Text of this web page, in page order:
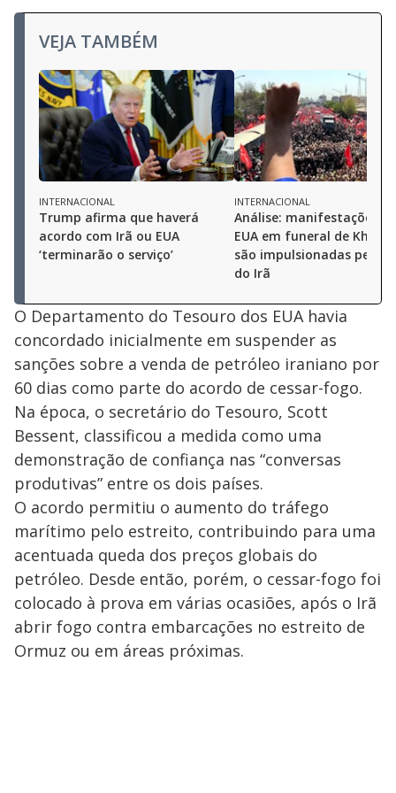
VEJA TAMBÉM
INTERNACIONAL
Trump afirma que haverá
acordo com Irã ou EUA
‘terminarão o serviço’
INTERNACIONAL
Análise: manifestações
EUA em funeral de
são impulsionadas pelo
do Irã
O Departamento do Tesouro dos EUA havia
concordado inicialmente em suspender as
sanções sobre a venda de petróleo iraniano por
60 dias como parte do acordo de cessar-fogo.
Na época, o secretário do Tesouro, Scott
Bessent, classificou a medida como uma
demonstração de confiança nas “conversas
produtivas” entre os dois países.
O acordo permitiu o aumento do tráfego
marítimo pelo estreito, contribuindo para uma
acentuada queda dos preços globais do
petróleo. Desde então, porém, o cessar-fogo foi
colocado à prova em várias ocasiões, após o Irã
abrir fogo contra embarcações no estreito de
Ormuz ou em áreas próximas.